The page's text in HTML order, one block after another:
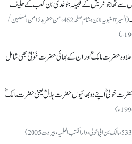
عِجل سے تھا جو قریش کے قبیلہ بنو عَدی بن کعب کے حلیف
(السیرۃ النبویہ لابن ہشام صفحہ462، من حضر بدرًا من المسلمین /
حضرت مالکؓ اور ان کے بھائی حضرت خَوْلِیؓ بھی شامل
خولیؓ اپنے دو بھائیوں حضرت ہِلالؓ یعنی حضرت مالکؓ